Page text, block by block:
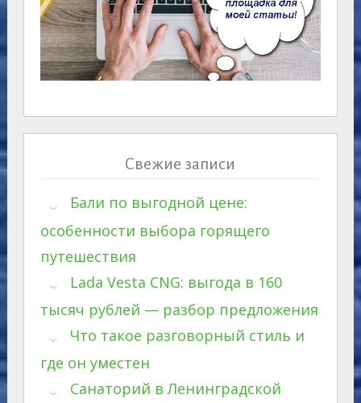
Свежие записи
Бали по выгодной цене:
особенности выбора горящего
путешествия
Lada Vesta CNG: выгода в 160
тысяч рублей — разбор предложения
Что такое разговорный стиль и
где он уместен
Санаторий в Ленинградской